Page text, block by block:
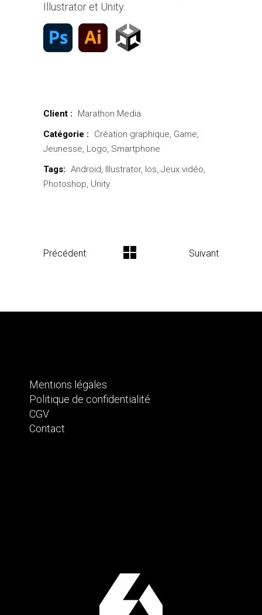
Illustrator et Unity.
Client :
Marathon Media
Catégorie :
Création graphique Game
Jeunesse Logo Smartphone
Tags: Android Illustrator Ios Jeux vidéo
Photoshop Unity
Précédent Suivant
Mentions légales
Politique de confidentialité
CGV
Contact